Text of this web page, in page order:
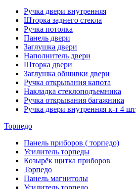
Ручка двери внутренняя
Шторка заднего стекла
Ручка потолка
Панель двери
Заглушка двери
Наполнитель двери
Шторка двери
Заглушка обшивки двери
Ручка открывания капота
Накладка стеклоподъемника
Ручка открывания багажника
Ручка двери внутренняя к-т 4 шт
Торпедо
Панель приборов ( торпедо)
Усилитель торпеды
Козырёк щитка приборов
Торпедо
Панель магнитолы
Усилитель торпедо